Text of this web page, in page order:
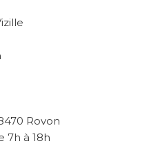
Rovon
7h à 18h